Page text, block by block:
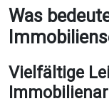
Was
Vielfältige